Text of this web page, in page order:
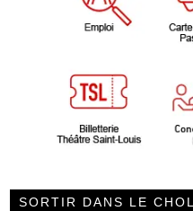
SORTIR DANS LE